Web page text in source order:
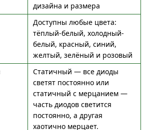
дизайна и размера
Доступны любые цвета:
тёплый-белый, холодный-
белый, красный, синий,
желтый, зелёный и розовый
Статичный — все диоды
светят постоянно или
статичный с мерцанием —
часть диодов светится
постоянно, а другая
хаотично мерцает.